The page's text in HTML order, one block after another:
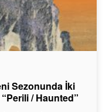
Sezonunda İki
/ Haunted”